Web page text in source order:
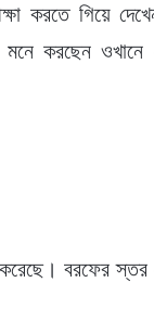
করতে গিয়ে
মনে করছেন
বরফের স্তর